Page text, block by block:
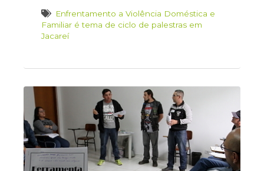
Enfrentamento a Violência Doméstica e
Familiar é tema de ciclo de palestras em
Jacareí